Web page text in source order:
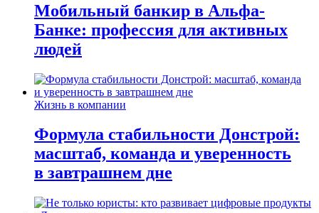
Мобильный банкир в Альфа-
Банке: профессия для активных
людей
Жизнь в компании
Формула стабильности Донстрой:
масштаб, команда и уверенность
в завтрашнем дне